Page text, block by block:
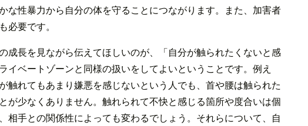
な性暴力から自分の体を守ることにつながります。また、加害者
必要です。
成長を見ながら伝えてほしいのが、「自分が触られたくないと感
イベートゾーンと同様の扱いをしてよいということです。例え
触れてもあまり嫌悪を感じないという人でも、首や腰は触られた
が少なくありません。触れられて不快と感じる箇所や度合いは個
相手との関係性によっても変わるでしょう。それらについて、自